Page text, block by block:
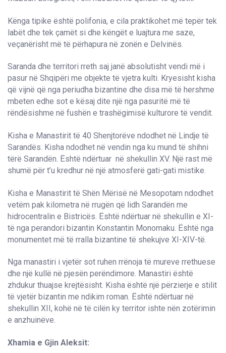
Kënga tipike është polifonia, e cila praktikohet më tepër tek
labët dhe tek çamët si dhe këngët e luajtura me saze,
veçanërisht më të përhapura në zonën e Delvinës.
Saranda dhe territori rreth saj janë absolutisht vendi më i
pasur në Shqipëri me objekte të vjetra kulti. Kryesisht kisha
që vijnë që nga periudha bizantine dhe disa më të hershme
mbeten edhe sot e kësaj dite një nga pasuritë më të
rëndësishme në fushën e trashëgimisë kulturore të vendit.
Kisha e Manastirit të 40 Shenjtorëve ndodhet në Lindje të
Sarandës. Kisha ndodhet në vendin nga ku mund të shihni
tërë Sarandën. Është ndërtuar në shekullin XV. Një rast më
shumë për t’u kredhur në një atmosferë gati-gati mistike.
Kisha e Manastirit të Shën Mërisë në Mesopotam ndodhet
vetëm pak kilometra në rrugën që lidh Sarandën me
hidrocentralin e Bistricës. Është ndërtuar në shekullin e XI-
të nga perandori bizantin Konstantin Monomaku. Është nga
monumentet më të rralla bizantine të shekujve XI-XIV-të.
Nga manastiri i vjetër sot ruhen rrënoja të mureve rrethuese
dhe një kullë në pjesën perëndimore. Manastiri është
zhdukur thuajse krejtësisht. Kisha është një përzierje e stilit
të vjetër bizantin me ndikim roman. Është ndërtuar në
shekullin XII, kohë në të cilën ky territor ishte nën zotërimin
e anzhuinëve.
Xhamia e Gjin Aleksit: